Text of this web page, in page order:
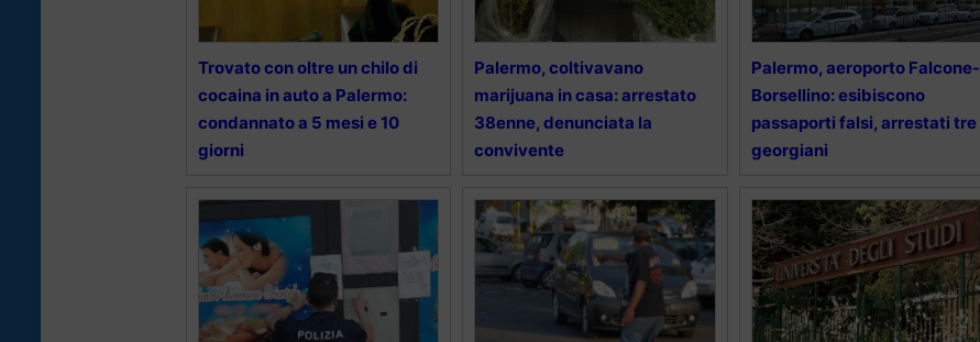
Trovato con oltre un chilo di
cocaina in auto a Palermo:
condannato a 5 mesi e 10
giorni
Palermo, coltivavano
marijuana in casa: arrestato
38enne, denunciata la
convivente
Palermo, aeroporto Falcone-
Borsellino: esibiscono
passaporti falsi, arrestati tre
georgiani